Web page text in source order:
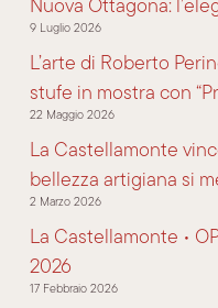
9 Luglio 2026
L’arte di Roberto
stufe in mostra con
22 Maggio 2026
La Castellamonte
bellezza artigiana si
2 Marzo 2026
La Castellamonte •
2026
17 Febbraio 2026